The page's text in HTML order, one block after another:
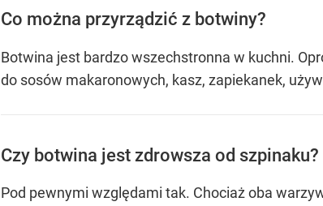
Co można przyrządzić z botwiny?
Botwina jest bardzo wszechstronna w kuchni.
do sosów makaronowych, kasz, zapiekanek,
Czy botwina jest zdrowsza od szpinaku?
Pod pewnymi względami tak. Chociaż oba